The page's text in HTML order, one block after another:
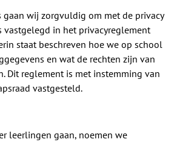
gaan wij zorgvuldig om met de privacy
vastgelegd in het privacyreglement
staat beschreven hoe we op school
en wat de rechten zijn van
Dit reglement is met instemming van
vastgesteld.
leerlingen gaan, noemen we